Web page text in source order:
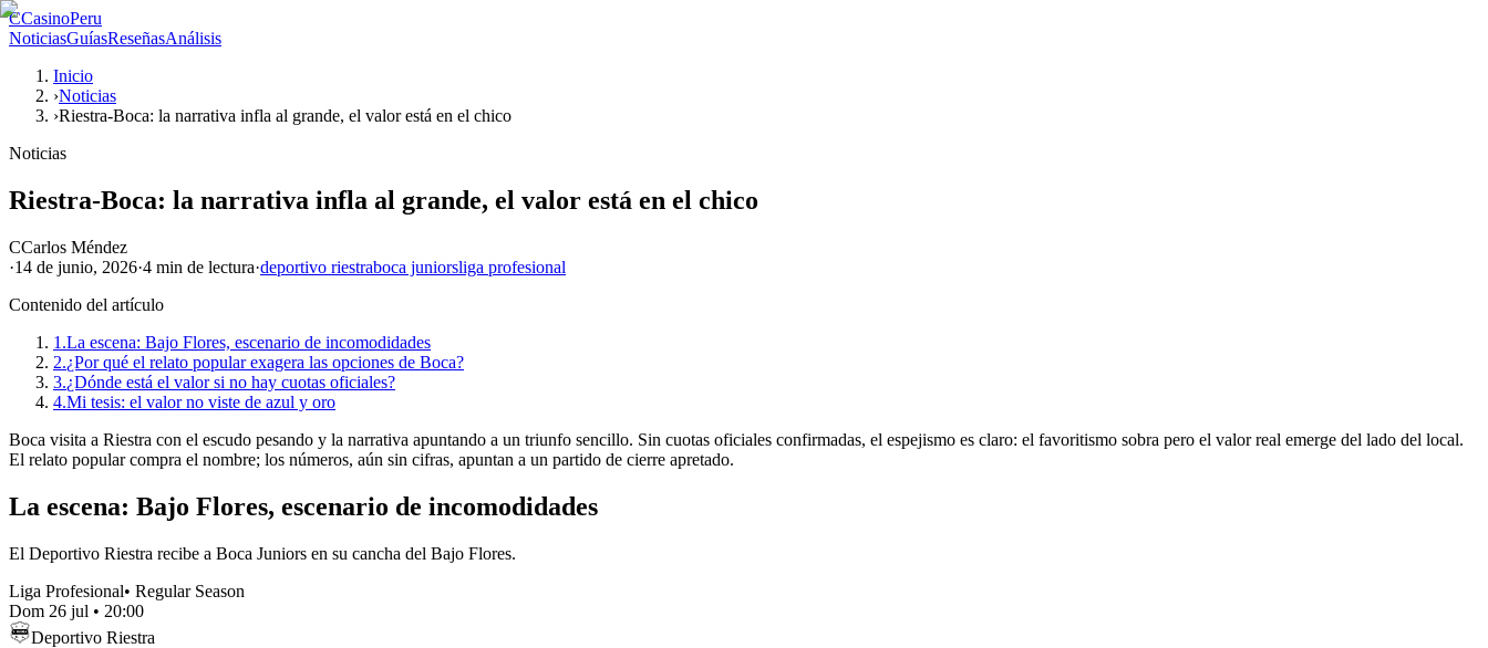
CCasinoPeru
NoticiasGuíasReseñasAnálisis
Inicio
›Noticias
›Riestra-Boca: la narrativa infla al grande, el valor está en el chico
Noticias
Riestra-Boca: la narrativa infla al grande, el valor está en el chico
CCarlos Méndez
·14 de junio, 2026·4 min de lectura·deportivo riestraboca juniorsliga profesional
Contenido del artículo
1.La escena: Bajo Flores, escenario de incomodidades
2.¿Por qué el relato popular exagera las opciones de Boca?
3.¿Dónde está el valor si no hay cuotas oficiales?
4.Mi tesis: el valor no viste de azul y oro
Boca visita a Riestra con el escudo pesando y la narrativa apuntando a un triunfo sencillo. Sin cuotas oficiales confirmadas, el espejismo es claro: el favoritismo sobra pero el valor real emerge del lado del local.
El relato popular compra el nombre; los números, aún sin cifras, apuntan a un partido de cierre apretado.
La escena: Bajo Flores, escenario de incomodidades
El Deportivo Riestra recibe a Boca Juniors en su cancha del Bajo Flores.
Liga Profesional• Regular Season
Dom 26 jul • 20:00
Deportivo Riestra